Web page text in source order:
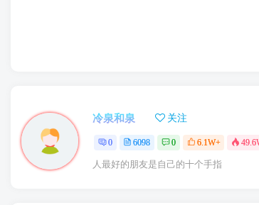
冷泉和泉 关注
0 6098 0 6.1W+
人最好的朋友是自己的十个手指